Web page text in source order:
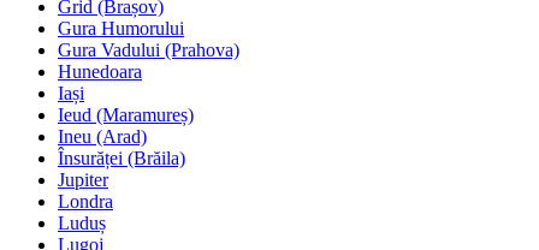
Grid (Brașov)
Gura Humorului
Gura Vadului (Prahova)
Hunedoara
Iași
Ieud (Maramureș)
Ineu (Arad)
Însurăței (Brăila)
Jupiter
Londra
Luduș
Lugoj